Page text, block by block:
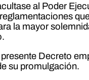
al Poder
la mayor
Decreto
su promulgación.